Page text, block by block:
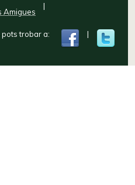
Amigues
|
pots trobar a: |